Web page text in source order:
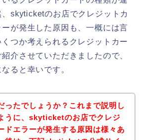
skyticketのお店でクレジットカ
が発生した原因も、一概には言
つか考えられるクレジットカー
介させていただきましたので、
ると幸いです。
ったでしょうか？これまで説明し
うに、skyticketのお店でクレジ
ドエラーが発生する原因は様々あ